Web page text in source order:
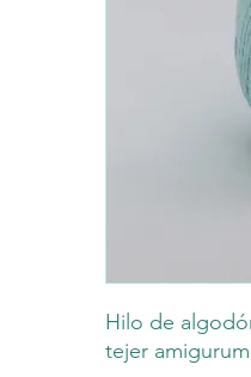
Hilo de
tejer